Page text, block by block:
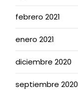
febrero 2021
enero 2021
diciembre 2020
septiembre 2020